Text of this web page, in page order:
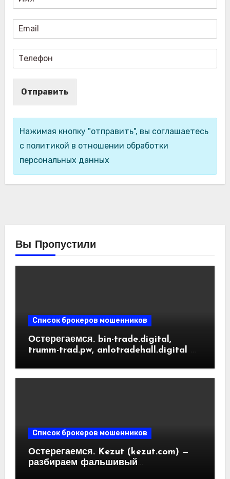
Отправить
Нажимая кнопку "отправить", вы соглашаетесь
с политикой в отношении обработки
персональных данных
Вы Пропустили
Список брокеров мошенников
Остерегаемся. bin-trade.digital,
trumm-trad.pw, anlotradehall.digital —
криптобирж. Как вернуть деньги.
Список брокеров мошенников
Остерегаемся. Kezut (kezut.com) —
разбираем фальшивый